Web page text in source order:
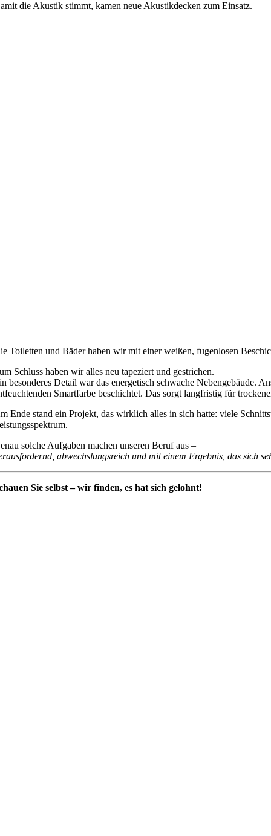
die Akustik stimmt, kamen neue Akustikdecken zum Einsatz.
Toiletten und Bäder haben wir mit einer weißen, fugenlosen
Schluss haben wir alles neu tapeziert und gestrichen.
besonderes Detail war das energetisch schwache Nebengebäude.
Smartfarbe beschichtet. Das sorgt langfristig für
Ende stand ein Projekt, das wirklich alles in sich hatte: viele
solche Aufgaben machen unseren Beruf aus –
abwechslungsreich und mit einem Ergebnis, das sich
Sie selbst – wir finden, es hat sich gelohnt!